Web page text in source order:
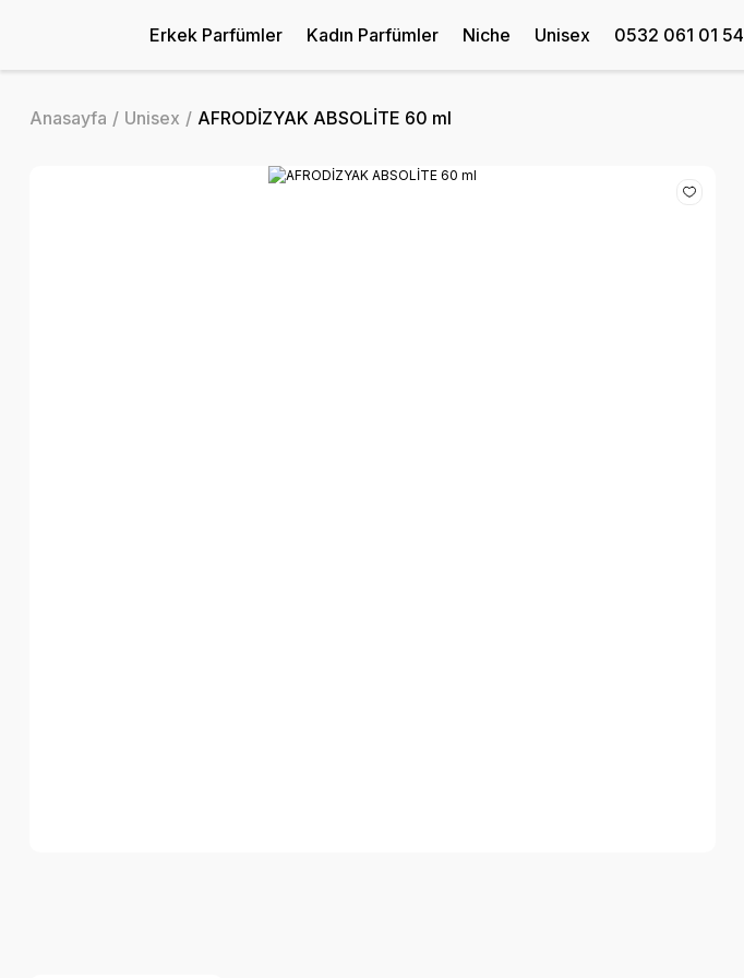
Erkek Parfümler Kadın Parfümler Niche Unisex 0532 061 01 54
Anasayfa Unisex AFRODİZYAK ABSOLİTE 60 ml